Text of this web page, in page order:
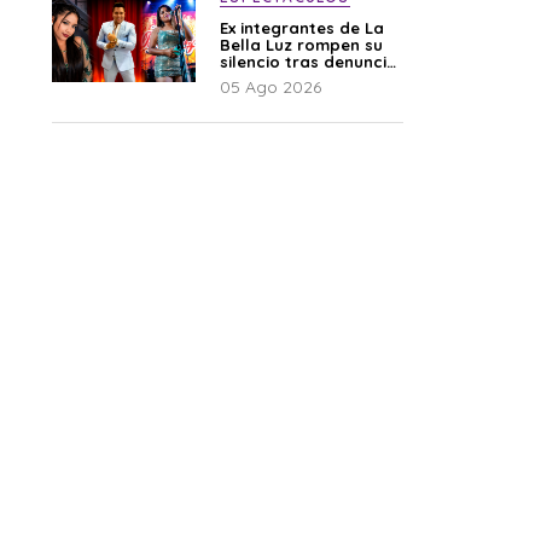
Ex integrantes de La
Bella Luz rompen su
silencio tras denuncia
de Naldy: “Todo el
mundo lo sabía”
05 Ago 2026